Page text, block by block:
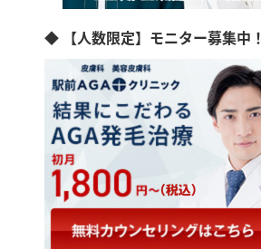
◆ 【人数限定】モニター募集中！